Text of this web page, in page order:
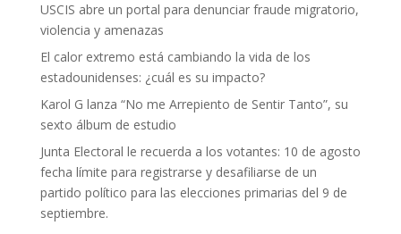
USCIS abre un portal para denunciar fraude migratorio,
violencia y amenazas
El calor extremo está cambiando la vida de los
estadounidenses: ¿cuál es su impacto?
Karol G lanza “No me Arrepiento de Sentir Tanto”, su
sexto álbum de estudio
Junta Electoral le recuerda a los votantes: 10 de agosto
fecha límite para registrarse y desafiliarse de un
partido político para las elecciones primarias del 9 de
septiembre.